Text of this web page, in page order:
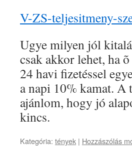
V-ZS-teljesitmeny-
Ugye milyen jól
csak akkor lehet, ha
24 havi fizetéssel
a napi 10% kamat. A
ajánlom, hogy jó
kincs.
Kategória: tények | Hozzászólás